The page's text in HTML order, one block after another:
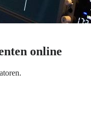
online